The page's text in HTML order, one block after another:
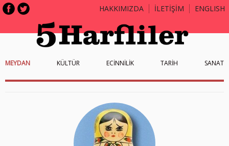
HAKKIMIZDA İLETİŞİM ENGLISH
MEYDAN KÜLTÜR ECİNNİLİK TARİH SANAT